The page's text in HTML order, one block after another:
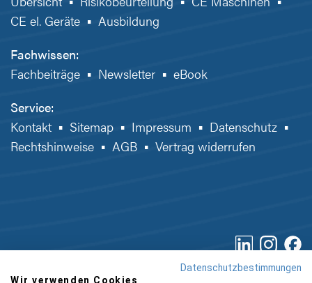
CE el. Geräte ▪ Ausbildung
Fachwissen:
Fachbeiträge ▪ Newsletter ▪ eBook
Service:
Kontakt ▪ Sitemap ▪ Impressum ▪ Datenschutz ▪
Rechtshinweise ▪ AGB ▪ Vertrag widerrufen
Datenschutzbestimmungen
Wir verwenden Cookies